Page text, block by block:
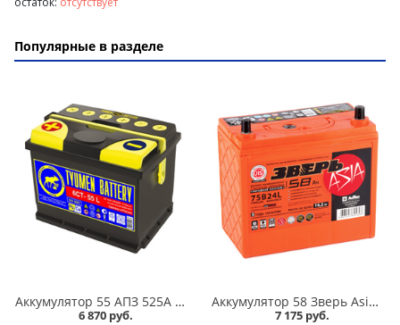
Популярные в разделе
Аккумулятор 55 АПЗ 525А в Омске
6 870 руб.
Аккумулятор 58 Зверь Asia обратная полярность 600А в Омске
7 175 руб.